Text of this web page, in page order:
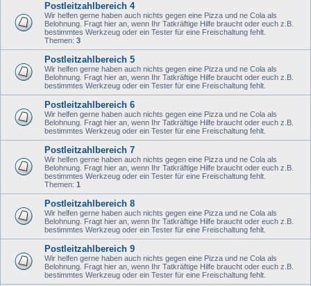
Postleitzahlbereich 4
Wir helfen gerne haben auch nichts gegen eine Pizza und ne Cola als
Belohnung. Fragt hier an, wenn Ihr Tatkräftige Hilfe braucht oder euch z.B.
bestimmtes Werkzeug oder ein Tester für eine Freischaltung fehlt.
Themen: 3
Postleitzahlbereich 5
Wir helfen gerne haben auch nichts gegen eine Pizza und ne Cola als
Belohnung. Fragt hier an, wenn Ihr Tatkräftige Hilfe braucht oder euch z.B.
bestimmtes Werkzeug oder ein Tester für eine Freischaltung fehlt.
Postleitzahlbereich 6
Wir helfen gerne haben auch nichts gegen eine Pizza und ne Cola als
Belohnung. Fragt hier an, wenn Ihr Tatkräftige Hilfe braucht oder euch z.B.
bestimmtes Werkzeug oder ein Tester für eine Freischaltung fehlt.
Postleitzahlbereich 7
Wir helfen gerne haben auch nichts gegen eine Pizza und ne Cola als
Belohnung. Fragt hier an, wenn Ihr Tatkräftige Hilfe braucht oder euch z.B.
bestimmtes Werkzeug oder ein Tester für eine Freischaltung fehlt.
Themen: 1
Postleitzahlbereich 8
Wir helfen gerne haben auch nichts gegen eine Pizza und ne Cola als
Belohnung. Fragt hier an, wenn Ihr Tatkräftige Hilfe braucht oder euch z.B.
bestimmtes Werkzeug oder ein Tester für eine Freischaltung fehlt.
Postleitzahlbereich 9
Wir helfen gerne haben auch nichts gegen eine Pizza und ne Cola als
Belohnung. Fragt hier an, wenn Ihr Tatkräftige Hilfe braucht oder euch z.B.
bestimmtes Werkzeug oder ein Tester für eine Freischaltung fehlt.